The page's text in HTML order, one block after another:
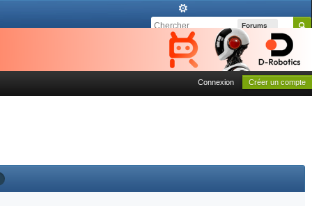
Forums
Connexion Créer un compte